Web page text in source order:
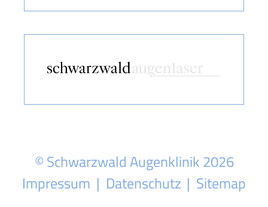
© Schwarzwald Augenklinik 2026
Impressum
Datenschutz Sitemap